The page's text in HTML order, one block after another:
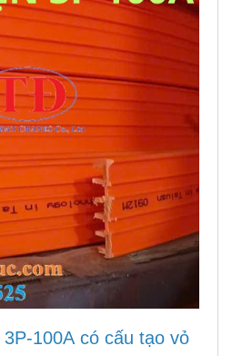
100A có cấu tạo vỏ